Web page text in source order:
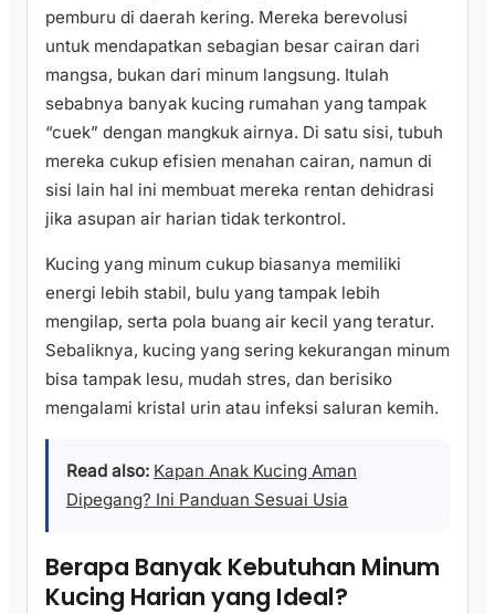
pemburu di daerah kering. Mereka berevolusi
untuk mendapatkan sebagian besar cairan dari
mangsa, bukan dari minum langsung. Itulah
sebabnya banyak kucing rumahan yang tampak
“cuek” dengan mangkuk airnya. Di satu sisi, tubuh
mereka cukup efisien menahan cairan, namun di
sisi lain hal ini membuat mereka rentan dehidrasi
jika asupan air harian tidak terkontrol.
Kucing yang minum cukup biasanya memiliki
energi lebih stabil, bulu yang tampak lebih
mengilap, serta pola buang air kecil yang teratur.
Sebaliknya, kucing yang sering kekurangan minum
bisa tampak lesu, mudah stres, dan berisiko
mengalami kristal urin atau infeksi saluran kemih.
Read also: Kapan Anak Kucing Aman
Dipegang? Ini Panduan Sesuai Usia
Berapa Banyak Kebutuhan Minum
Kucing Harian yang Ideal?